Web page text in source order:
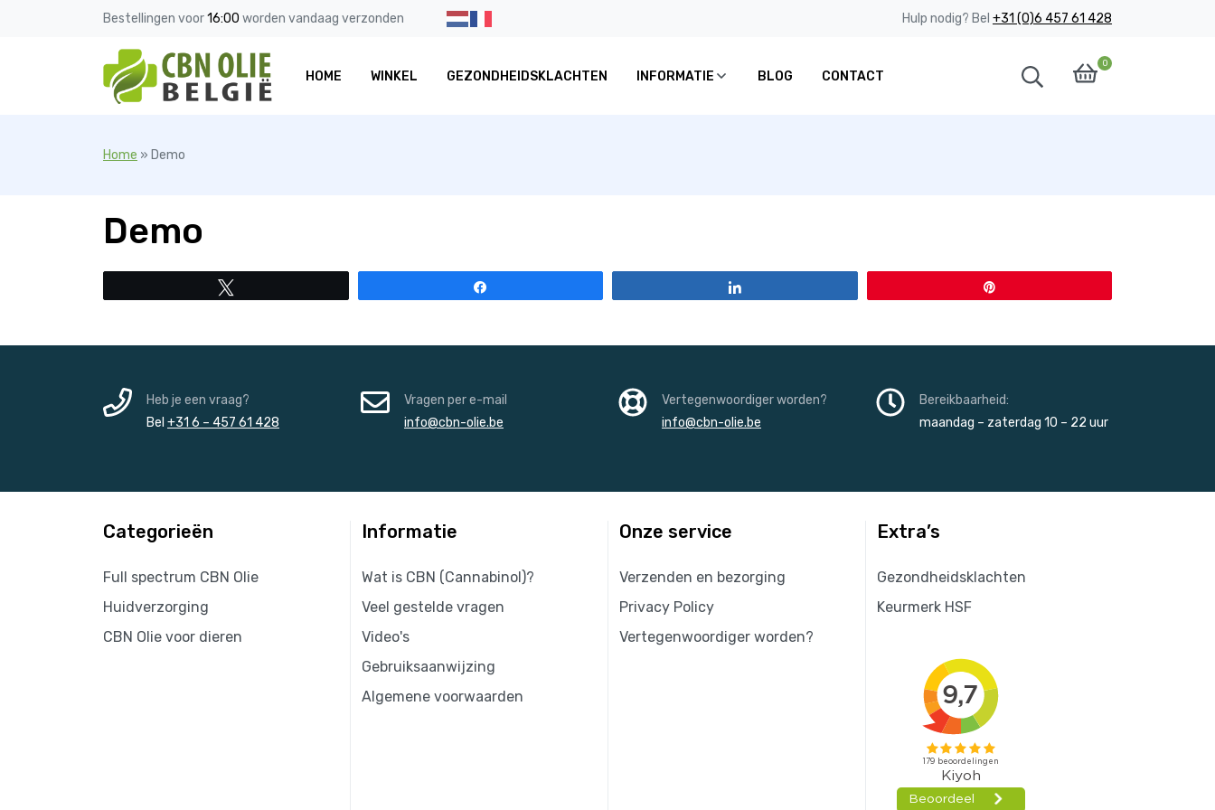
Bestellingen voor16:00 worden vandaag verzonden Hulp nodig? Bel +31 (0)6 457 61 428
HOME WINKEL GEZONDHEIDSKLACHTEN INFORMATIE BLOG CONTACT
0
Home » Demo
Demo
Heb je een vraag?
Bel +31 6 – 457 61 428
Vragen per e-mail
info@cbn-olie.be
Vertegenwoordiger worden?
info@cbn-olie.be
Bereikbaarheid:
maandag – zaterdag 10 – 22 uur
Categorieën
Full spectrum CBN Olie
Huidverzorging
CBN Olie voor dieren
Informatie
Wat is CBN (Cannabinol)?
Veel gestelde vragen
Video's
Gebruiksaanwijzing
Algemene voorwaarden
Onze service
Verzenden en bezorging
Privacy Policy
Vertegenwoordiger worden?
Extra’s
Gezondheidsklachten
Keurmerk HSF